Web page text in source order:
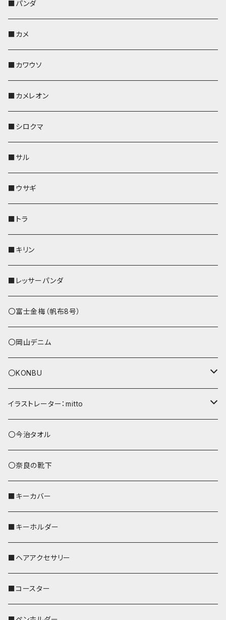
靴下・ミニタオル
財布
その他
ペンホルダー
財布
靴下・ミニタオル
その他
レザートレイ
ペンホルダー
財布
靴下・ミニタオル
その他
レザートレイ
ペンホルダー
ペットボトルホルダー
スマホケース
財布
靴下・ミニタオル
その他
AppleWatchバンド
レザートレイ
ペンホルダー
靴下・ミニタオル
財布
その他
KONBU
ポーチ
AppleWatchバンド
ペンホルダー
レザートレイ
財布
靴下・ミニタオル
その他
ポーチ
ポシェット・バッグ
帆布・デニム
KONBU
コインケース
AppleWatchバンド
ペットボトルホルダー
ペンホルダー
靴下・ミニタオル
財布
その他
コインケース
レザートレイ
ペンホルダー
ペットボトルホルダー
AppleWatchバンド
財布
その他
レザートレイ
ペンホルダー
ペットボトルホルダー
キーケース
名刺入れ・カードケース
AppleWatchバンド
財布
メガネケース
レザートレイ
キーケース
ペンホルダー
IDカードケース
ペットボトルホルダー
その他
リール付きストラップ
リールのみ
ストラップ付
パスケース
キーケース
コインケース
名刺入れ
AppleWatchバンド
メガネケース
財布
IDカードケース
パスケース
名刺入れ・カードケース
メガネケース
リール付きストラップ
リールのみ
ストラップ付
ペットボトルホルダー
キーケース
ペンホルダー
AppleWatchバンド
L字ファスナー財布
その他
パスケース
キーケース
コインケース
メガネケース
名刺入れ
財布
Apple Watchバンド
その他
■パンダ
■カメ
■カワウソ
■カメレオン
■シロクマ
■サル
■ウサギ
■トラ
■キリン
■レッサーパンダ
〇富士金梅（帆布8号）
〇岡山デニム
〇KONBU
ショルダーバッグ
あずまバッグ
トートバッグ（L）
バッグインバッグ
イラストレーター：mitto
シマエナガ
ハシビロコウ
オカメインコ
歌うオカメちゃん
おかめ３兄弟
セキセイインコ
文鳥
鹿
〇今治タオル
〇奈良の靴下
■キーカバー
■キーホルダー
■ヘアアクセサリー
■コースター